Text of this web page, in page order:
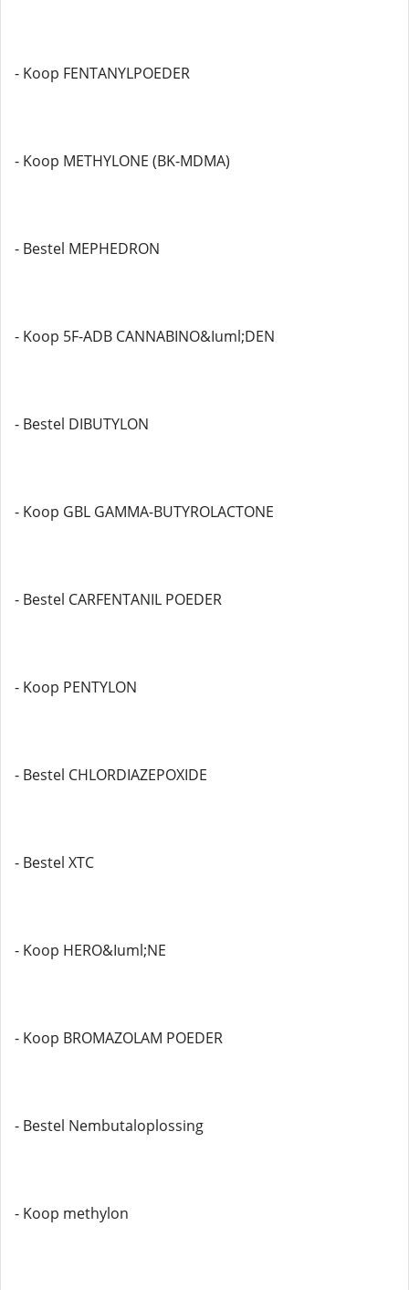
- Koop FENTANYLPOEDER
- Koop METHYLONE (BK-MDMA)
- Bestel MEPHEDRON
- Koop 5F-ADB CANNABINO&Iuml;DEN
- Bestel DIBUTYLON
- Koop GBL GAMMA-BUTYROLACTONE
- Bestel CARFENTANIL POEDER
- Koop PENTYLON
- Bestel CHLORDIAZEPOXIDE
- Bestel XTC
- Koop HERO&Iuml;NE
- Koop BROMAZOLAM POEDER
- Bestel Nembutaloplossing
- Koop methylon